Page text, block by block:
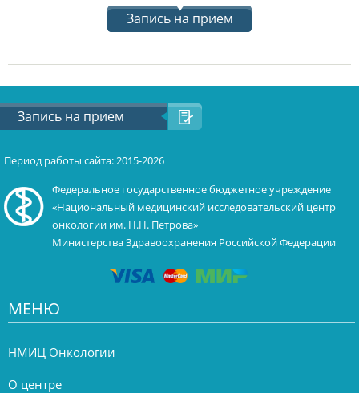
Запись на прием
Запись на прием
Период работы сайта: 2015-2026
Федеральное государственное бюджетное учреждение
«Национальный медицинский исследовательский центр
онкологии им. Н.Н. Петрова»
Министерства Здравоохранения Российской Федерации
МЕНЮ
НМИЦ Онкологии
О центре